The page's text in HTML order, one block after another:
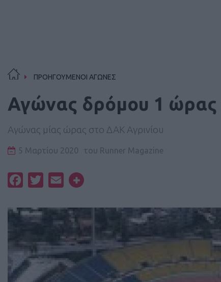
ΠΡΟΗΓΟΥΜΕΝΟΙ ΑΓΩΝΕΣ
Αγώνας δρόμου 1 ώρας
Αγώνας μίας ώρας στο ΔΑΚ Αγρινίου
5 Μαρτίου 2020 του Runner Magazine
FacebookTwitterEmail